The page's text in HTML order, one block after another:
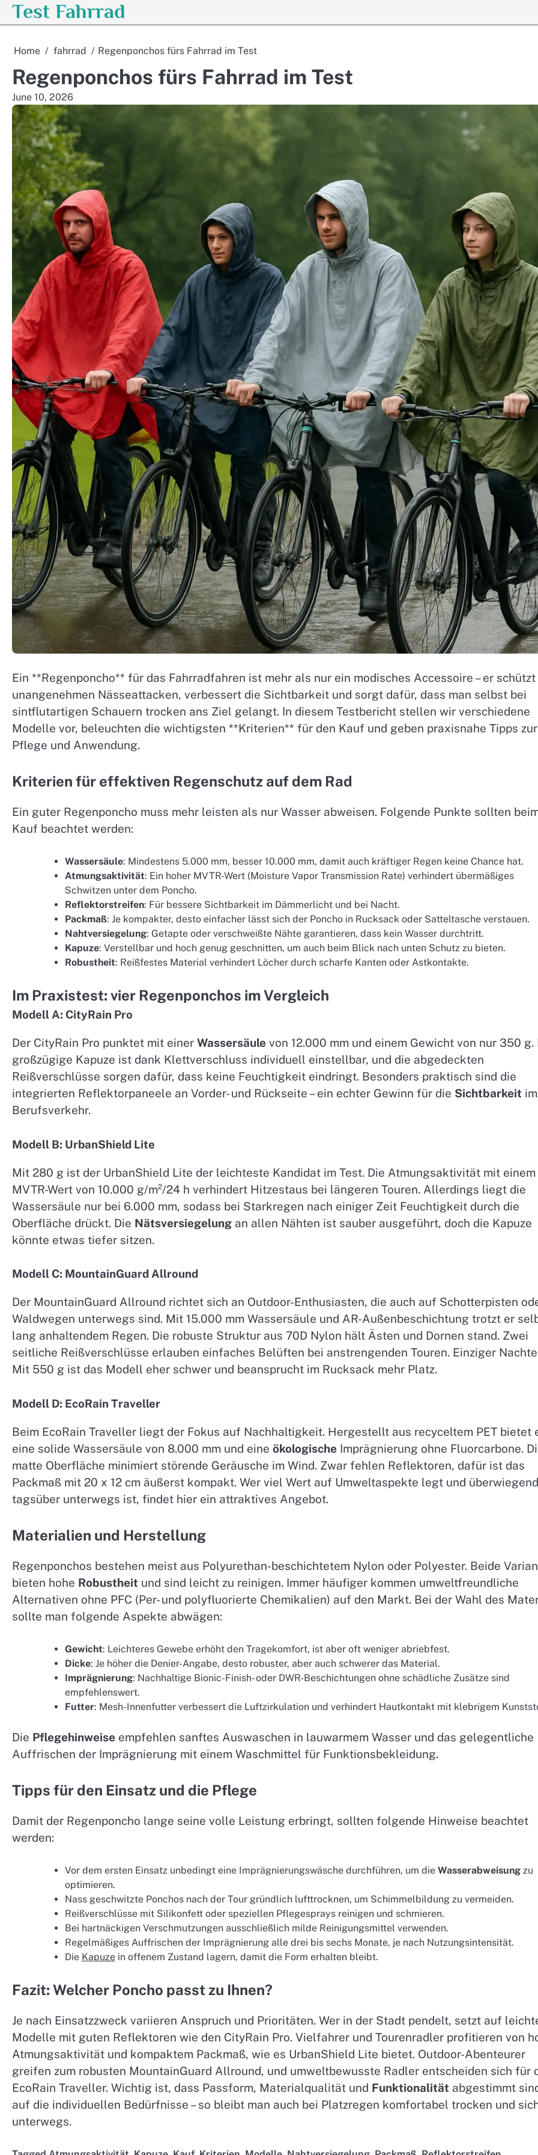
SkipTest Fahrrad
Home fahrrad Regenponchos fürs Fahrrad im Test
Regenponchos fürs Fahrrad im Test
June 10, 2026
Ein **Regenponcho** für das Fahrradfahren ist mehr als nur ein modisches Accessoire – er
unangenehmen Nässeattacken, verbessert die Sichtbarkeit und sorgt dafür, dass man selbst bei
sintflutartigen Schauern trocken ans Ziel gelangt. In diesem Testbericht stellen wir verschiedene
Modelle vor, beleuchten die wichtigsten **Kriterien** für den Kauf und geben praxisnahe Tipps zur
Pflege und Anwendung.
Kriterien für effektiven Regenschutz auf dem Rad
Ein guter Regenponcho muss mehr leisten als nur Wasser abweisen. Folgende Punkte sollten
Kauf beachtet werden:
Wassersäule: Mindestens 5.000 mm, besser 10.000 mm, damit auch kräftiger Regen keine Chance hat.
Atmungsaktivität: Ein hoher MVTR-Wert (Moisture Vapor Transmission Rate) verhindert übermäßiges
Schwitzen unter dem Poncho.
Reflektorstreifen: Für bessere Sichtbarkeit im Dämmerlicht und bei Nacht.
Packmaß: Je kompakter, desto einfacher lässt sich der Poncho in Rucksack oder Satteltasche verstauen.
Nahtversiegelung: Getapte oder verschweißte Nähte garantieren, dass kein Wasser durchtritt.
Kapuze: Verstellbar und hoch genug geschnitten, um auch beim Blick nach unten Schutz zu bieten.
Robustheit: Reißfestes Material verhindert Löcher durch scharfe Kanten oder Astkontakte.
Im Praxistest: vier Regenponchos im Vergleich
Modell A: CityRain Pro
Der CityRain Pro punktet mit einer Wassersäule von 12.000 mm und einem Gewicht von nur 350 g.
großzügige Kapuze ist dank Klettverschluss individuell einstellbar, und die abgedeckten
Reißverschlüsse sorgen dafür, dass keine Feuchtigkeit eindringt. Besonders praktisch sind die
integrierten Reflektorpaneele an Vorder- und Rückseite – ein echter Gewinn für die Sichtbarkeit im
Berufsverkehr.
Modell B: UrbanShield Lite
Mit 280 g ist der UrbanShield Lite der leichteste Kandidat im Test. Die Atmungsaktivität mit einem
MVTR-Wert von 10.000 g/m²/24 h verhindert Hitzestaus bei längeren Touren. Allerdings liegt die
Wassersäule nur bei 6.000 mm, sodass bei Starkregen nach einiger Zeit Feuchtigkeit durch die
Oberfläche drückt. Die Nätsversiegelung an allen Nähten ist sauber ausgeführt, doch die Kapuze
könnte etwas tiefer sitzen.
Modell C: MountainGuard Allround
Der MountainGuard Allround richtet sich an Outdoor-Enthusiasten, die auch auf Schotterpisten
Waldwegen unterwegs sind. Mit 15.000 mm Wassersäule und AR-Außenbeschichtung trotzt er
lang anhaltendem Regen. Die robuste Struktur aus 70D Nylon hält Ästen und Dornen stand. Zwei
seitliche Reißverschlüsse erlauben einfaches Belüften bei anstrengenden Touren. Einziger
Mit 550 g ist das Modell eher schwer und beansprucht im Rucksack mehr Platz.
Modell D: EcoRain Traveller
Beim EcoRain Traveller liegt der Fokus auf Nachhaltigkeit. Hergestellt aus recyceltem PET bietet
eine solide Wassersäule von 8.000 mm und eine ökologische Imprägnierung ohne Fluorcarbone.
matte Oberfläche minimiert störende Geräusche im Wind. Zwar fehlen Reflektoren, dafür ist das
Packmaß mit 20 x 12 cm äußerst kompakt. Wer viel Wert auf Umweltaspekte legt und überwiegend
tagsüber unterwegs ist, findet hier ein attraktives Angebot.
Materialien und Herstellung
Regenponchos bestehen meist aus Polyurethan-beschichtetem Nylon oder Polyester. Beide
bieten hohe Robustheit und sind leicht zu reinigen. Immer häufiger kommen umweltfreundliche
Alternativen ohne PFC (Per- und polyfluorierte Chemikalien) auf den Markt. Bei der Wahl des
sollte man folgende Aspekte abwägen:
Gewicht: Leichteres Gewebe erhöht den Tragekomfort, ist aber oft weniger abriebfest.
Dicke: Je höher die Denier-Angabe, desto robuster, aber auch schwerer das Material.
Imprägnierung: Nachhaltige Bionic-Finish- oder DWR-Beschichtungen ohne schädliche Zusätze sind
empfehlenswert.
Futter: Mesh-Innenfutter verbessert die Luftzirkulation und verhindert Hautkontakt mit klebrigem
Die Pflegehinweise empfehlen sanftes Auswaschen in lauwarmem Wasser und das gelegentliche
Auffrischen der Imprägnierung mit einem Waschmittel für Funktionsbekleidung.
Tipps für den Einsatz und die Pflege
Damit der Regenponcho lange seine volle Leistung erbringt, sollten folgende Hinweise beachtet
werden:
Vor dem ersten Einsatz unbedingt eine Imprägnierungswäsche durchführen, um die Wasserabweisung zu
optimieren.
Nass geschwitzte Ponchos nach der Tour gründlich lufttrocknen, um Schimmelbildung zu vermeiden.
Reißverschlüsse mit Silikonfett oder speziellen Pflegesprays reinigen und schmieren.
Bei hartnäckigen Verschmutzungen ausschließlich milde Reinigungsmittel verwenden.
Regelmäßiges Auffrischen der Imprägnierung alle drei bis sechs Monate, je nach Nutzungsintensität.
Die Kapuze in offenem Zustand lagern, damit die Form erhalten bleibt.
Fazit: Welcher Poncho passt zu Ihnen?
Je nach Einsatzzweck variieren Anspruch und Prioritäten. Wer in der Stadt pendelt, setzt auf
Modelle mit guten Reflektoren wie den CityRain Pro. Vielfahrer und Tourenradler profitieren von
Atmungsaktivität und kompaktem Packmaß, wie es UrbanShield Lite bietet. Outdoor-Abenteurer
greifen zum robusten MountainGuard Allround, und umweltbewusste Radler entscheiden sich für
EcoRain Traveller. Wichtig ist, dass Passform, Materialqualität und Funktionalität abgestimmt
auf die individuellen Bedürfnisse – so bleibt man auch bei Platzregen komfortabel trocken und
unterwegs.